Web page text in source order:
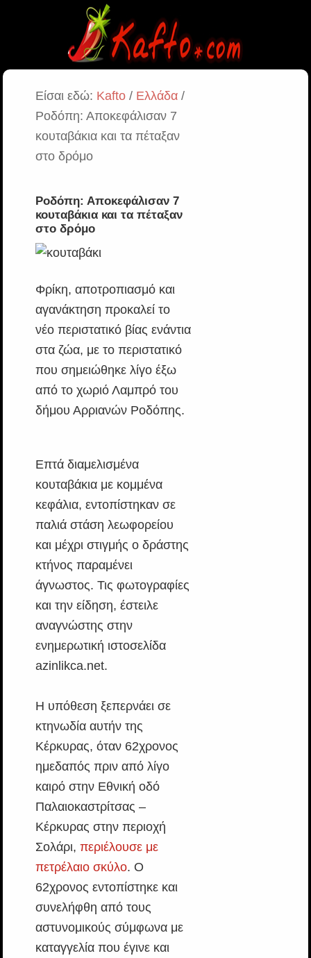
Είσαι εδώ: Kafto/ Ελλάδα/
Ροδόπη: Αποκεφάλισαν 7
κουταβάκια και τα πέταξαν
στο δρόμο
Ροδόπη: Αποκεφάλισαν 7
κουταβάκια και τα πέταξαν
στο δρόμο
Φρίκη, αποτροπιασμό και
αγανάκτηση προκαλεί το
νέο περιστατικό βίας ενάντια
στα ζώα, με το περιστατικό
που σημειώθηκε λίγο έξω
από το χωριό Λαμπρό του
δήμου Αρριανών Ροδόπης.
Επτά διαμελισμένα
κουταβάκια με κομμένα
κεφάλια, εντοπίστηκαν σε
παλιά στάση λεωφορείου
και μέχρι στιγμής ο δράστης
κτήνος παραμένει
άγνωστος. Τις φωτογραφίες
και την είδηση, έστειλε
αναγνώστης στην
ενημερωτική ιστοσελίδα
azinlikca.net.
Η υπόθεση ξεπερνάει σε
κτηνωδία αυτήν της
Κέρκυρας, όταν 62χρονος
ημεδαπός πριν από λίγο
καιρό στην Εθνική οδό
Παλαιοκαστρίτσας –
Κέρκυρας στην περιοχή
Σολάρι, περιέλουσε με
πετρέλαιο σκύλο. Ο
62χρονος εντοπίστηκε και
συνελήφθη από τους
αστυνομικούς σύμφωνα με
καταγγελία που έγινε και